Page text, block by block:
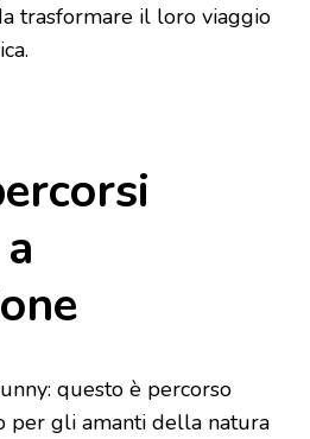
trasformare il loro viaggio
questo è percorso
per gli amanti della natura